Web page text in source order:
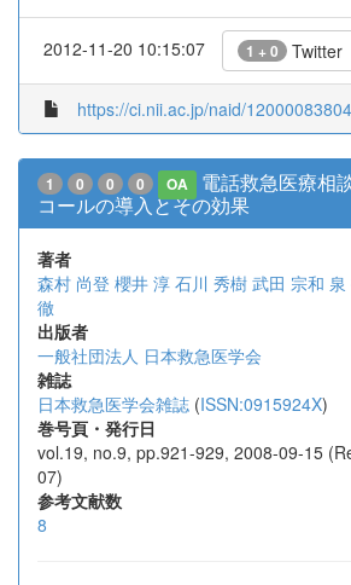
2012-11-20 10:15:07 1 + 0 Twitter
https://ci.nii.ac.jp/naid/
1 0 0 0 OA
電話救急医療相
コールの導入とその効果
著者
森村 尚登 櫻井 淳 石川 秀樹 武田 宗和 泉
徹
出版者
一般社団法人 日本救急医学会
雑誌
日本救急医学会雑誌 (ISSN:0915924X)
巻号頁・発行日
vol.19, no.9, pp.921-929, 2008-09-15
07)
参考文献数
8